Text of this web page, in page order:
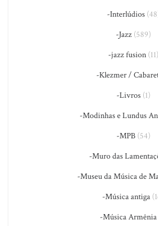
-Interlúdios
-Jazz(589)
-jazz fusion(11)
-Klezmer /
-Livros(1)
-Modinhas e Lundus
-MPB(54)
-Muro das
-Museu da Música de
-Música antiga
-Música Armênia